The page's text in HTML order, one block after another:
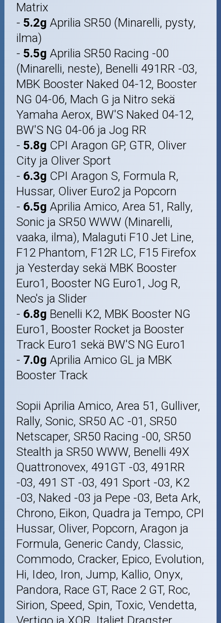
Matrix
- 5.2g Aprilia SR50 (Minarelli, pysty,
ilma)
- 5.5g Aprilia SR50 Racing -00
(Minarelli, neste), Benelli 491RR -03,
MBK Booster Naked 04-12, Booster
NG 04-06, Mach G ja Nitro sekä
Yamaha Aerox, BW'S Naked 04-12,
BW'S NG 04-06 ja Jog RR
- 5.8g CPI Aragon GP, GTR, Oliver
City ja Oliver Sport
- 6.3g CPI Aragon S, Formula R,
Hussar, Oliver Euro2 ja Popcorn
- 6.5g Aprilia Amico, Area 51, Rally,
Sonic ja SR50 WWW (Minarelli,
vaaka, ilma), Malaguti F10 Jet Line,
F12 Phantom, F12R LC, F15 Firefox
ja Yesterday sekä MBK Booster
Euro1, Booster NG Euro1, Jog R,
Neo's ja Slider
- 6.8g Benelli K2, MBK Booster NG
Euro1, Booster Rocket ja Booster
Track Euro1 sekä BW'S NG Euro1
- 7.0g Aprilia Amico GL ja MBK
Booster Track
Sopii Aprilia Amico, Area 51, Gulliver,
Rally, Sonic, SR50 AC -01, SR50
Netscaper, SR50 Racing -00, SR50
Stealth ja SR50 WWW, Benelli 49X
Quattronovex, 491GT -03, 491RR
-03, 491 ST -03, 491 Sport -03, K2
-03, Naked -03 ja Pepe -03, Beta Ark,
Chrono, Eikon, Quadra ja Tempo, CPI
Hussar, Oliver, Popcorn, Aragon ja
Formula, Generic Candy, Classic,
Commodo, Cracker, Epico, Evolution,
Hi, Ideo, Iron, Jump, Kallio, Onyx,
Pandora, Race GT, Race 2 GT, Roc,
Sirion, Speed, Spin, Toxic, Vendetta,